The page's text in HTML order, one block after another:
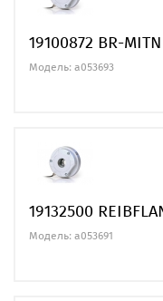
19100872 BR-
Модель: a053693
19132500
Модель: a053691